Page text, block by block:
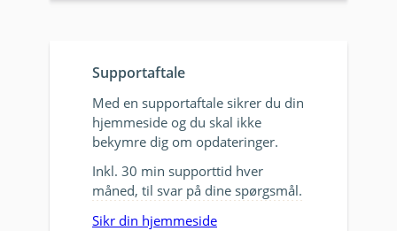
Supportaftale
Med en supportaftale sikrer du din
hjemmeside og du skal ikke
bekymre dig om opdateringer.
Inkl. 30 min supporttid hver
måned, til svar på dine spørgsmål.
Sikr din hjemmeside